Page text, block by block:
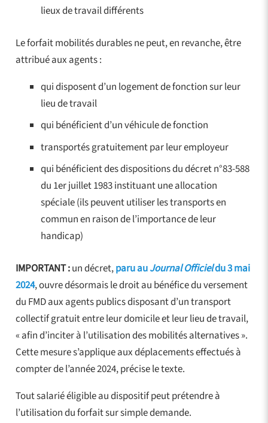
lieux de travail différents
Le forfait mobilités durables ne peut, en revanche, être
attribué aux agents :
qui disposent d’un logement de fonction sur leur
lieu de travail
qui bénéficient d’un véhicule de fonction
transportés gratuitement par leur employeur
qui bénéficient des dispositions du décret n°83-588
du 1er juillet 1983 instituant une allocation
spéciale (ils peuvent utiliser les transports en
commun en raison de l’importance de leur
handicap)
IMPORTANT :un décret,paru auJournal Officieldu 3 mai
2024, ouvre désormais le droit au bénéfice du versement
du FMD aux agents publics disposant d’un transport
collectif gratuit entre leur domicile et leur lieu de travail,
« afin d’inciter à l’utilisation des mobilités alternatives ».
Cette mesure s’applique aux déplacements effectués à
compter de l’année 2024, précise le texte.
Tout salarié éligible au dispositif peut prétendre à
l’utilisation du forfait sur simple demande.